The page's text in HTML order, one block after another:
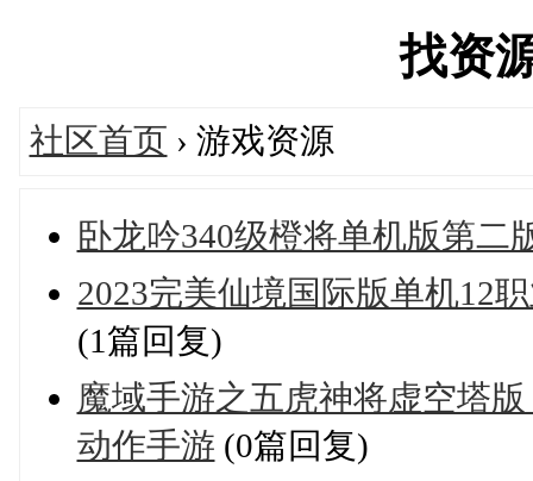
找资
社区首页 › 游戏资源
卧龙吟340级橙将单机版第二
2023完美仙境国际版单机12
(1篇回复)
魔域手游之五虎神将虚空塔
动作手游 (0篇回复)